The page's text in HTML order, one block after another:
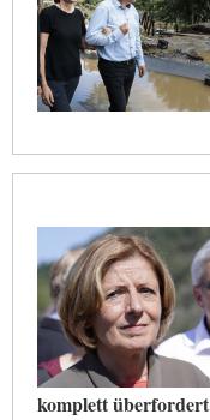
komplett überfordert